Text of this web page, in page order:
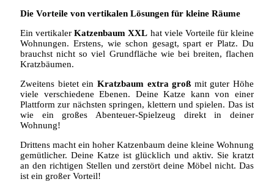
Die Vorteile von vertikalen Lösungen für kleine Räume
Ein vertikalerKatzenbaum XXL hat viele Vorteile für kleine
Wohnungen. Erstens, wie schon gesagt, spart er Platz. Du
brauchst nicht so viel Grundfläche wie bei breiten, flachen
Kratzbäumen.
Zweitens bietet ein Kratzbaum extra groß mit guter Höhe
viele verschiedene Ebenen. Deine Katze kann von einer
Plattform zur nächsten springen, klettern und spielen. Das ist
wie ein großes Abenteuer-Spielzeug direkt in deiner
Wohnung!
Drittens macht ein hoher Katzenbaum deine kleine Wohnung
gemütlicher. Deine Katze ist glücklich und aktiv. Sie kratzt
an den richtigen Stellen und zerstört deine Möbel nicht. Das
ist ein großer Vorteil!